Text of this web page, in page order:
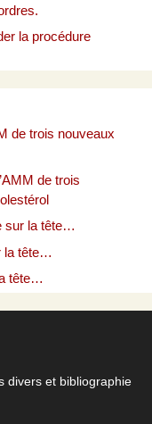
la procédure
de trois nouveaux
de trois
sur la tête…
la tête…
tête…
divers et bibliographie